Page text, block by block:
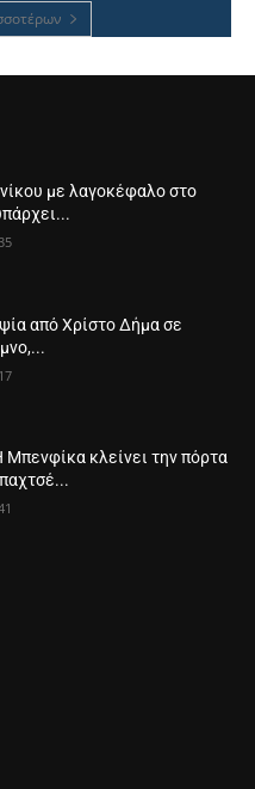
με λαγοκέφαλο στο
από Χρίστο Δήμα σε
Μπενφίκα κλείνει την πόρτα